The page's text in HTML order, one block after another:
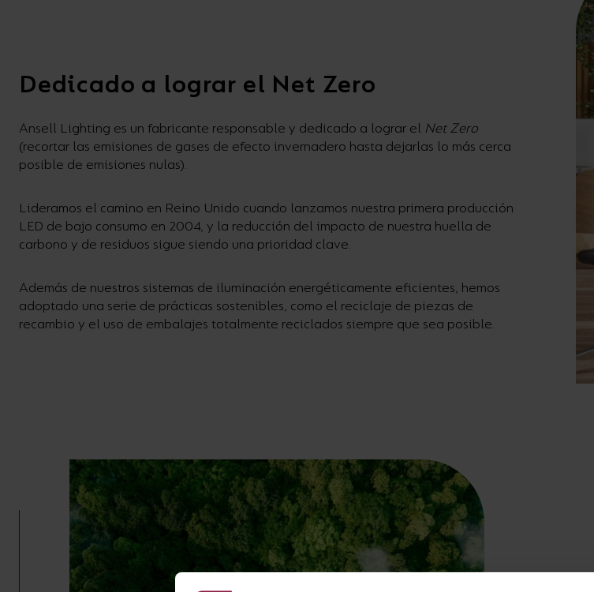
Dedicado a lograr el Net Zero
Ansell Lighting es un fabricante responsable y dedicado a lograr el Net Zero
(recortar las emisiones de gases de efecto invernadero hasta dejarlas lo más cerca
posible de emisiones nulas).
Lideramos el camino en Reino Unido cuando lanzamos nuestra primera producción
LED de bajo consumo en 2004, y la reducción del impacto de nuestra huella de
carbono y de residuos sigue siendo una prioridad clave.
Además de nuestros sistemas de iluminación energéticamente eficientes, hemos
adoptado una serie de prácticas sostenibles, como el reciclaje de piezas de
recambio y el uso de embalajes totalmente reciclados siempre que sea posible.